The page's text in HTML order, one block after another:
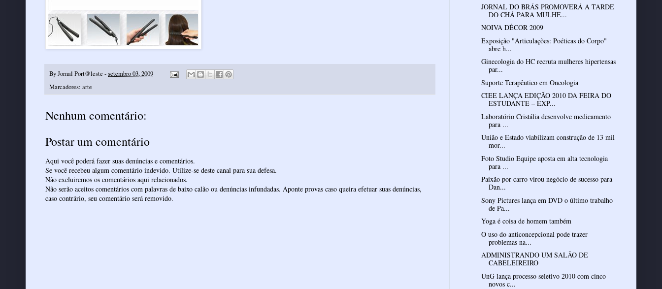
ByJornal Port@leste -setembro 03, 2009
Marcadores: arte
Nenhum comentário:
Postar um comentário
Aqui você poderá fazer suas denúncias e comentários.
Se você recebeu algum comentário indevido. Utilize-se deste canal para sua defesa.
Não excluiremos os comentários aqui relacionados.
Não serão aceitos comentários com palavras de baixo calão ou denúncias infundadas. Aponte provas caso queira efetuar suas denúncias,
caso contrário, seu comentário será removido.
JORNAL DO BRÁS PROMOVERÁ A TARDE
DO CHÁ PARA MULHE...
NOIVA DÉCOR 2009
Exposição "Articulações: Poéticas do Corpo"
abre h...
Ginecologia do HC recruta mulheres hipertensas
par...
Suporte Terapêutico em Oncologia
CIEE LANÇA EDIÇÃO 2010 DA FEIRA DO
ESTUDANTE – EXP...
Laboratório Cristália desenvolve medicamento
para ...
União e Estado viabilizam construção de 13 mil
mor...
Foto Studio Equipe aposta em alta tecnologia
para ...
Paixão por carro virou negócio de sucesso para
Dan...
Sony Pictures lança em DVD o último trabalho
de Pa...
Yoga é coisa de homem também
O uso do anticoncepcional pode trazer
problemas na...
ADMINISTRANDO UM SALÃO DE
CABELEIREIRO
UnG lança processo seletivo 2010 com cinco
novos c...